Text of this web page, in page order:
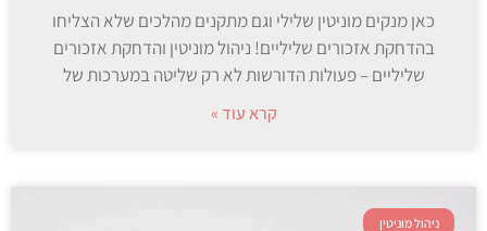
כאן מנקים מוניטין שלילי וגם מתקנים מהלכים שלא הצליחו
בהדחקת אזכורים שליליים! ניהול מוניטין והדחקת אזכורים
שליליים – פעולות הדורשות לא רק שליטה במערכות של
קרא עוד »
ניהול מוניטין